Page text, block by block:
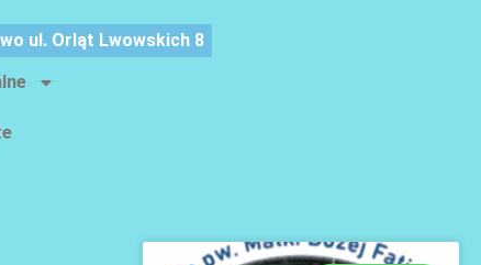
ul. Orląt Lwowskich 8